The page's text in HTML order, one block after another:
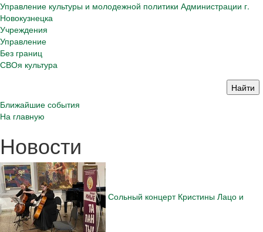
Управление культуры и молодежной политики Администрации г.
Новокузнецка
Учреждения
Управление
Без границ
СВОя культура
Ближайшие события
На главную
Новости
Сольный концерт Кристины Лацо и